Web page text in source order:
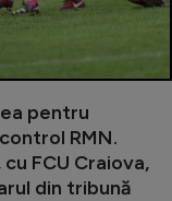
pentru
RMN.
FCU Craiova,
din tribună